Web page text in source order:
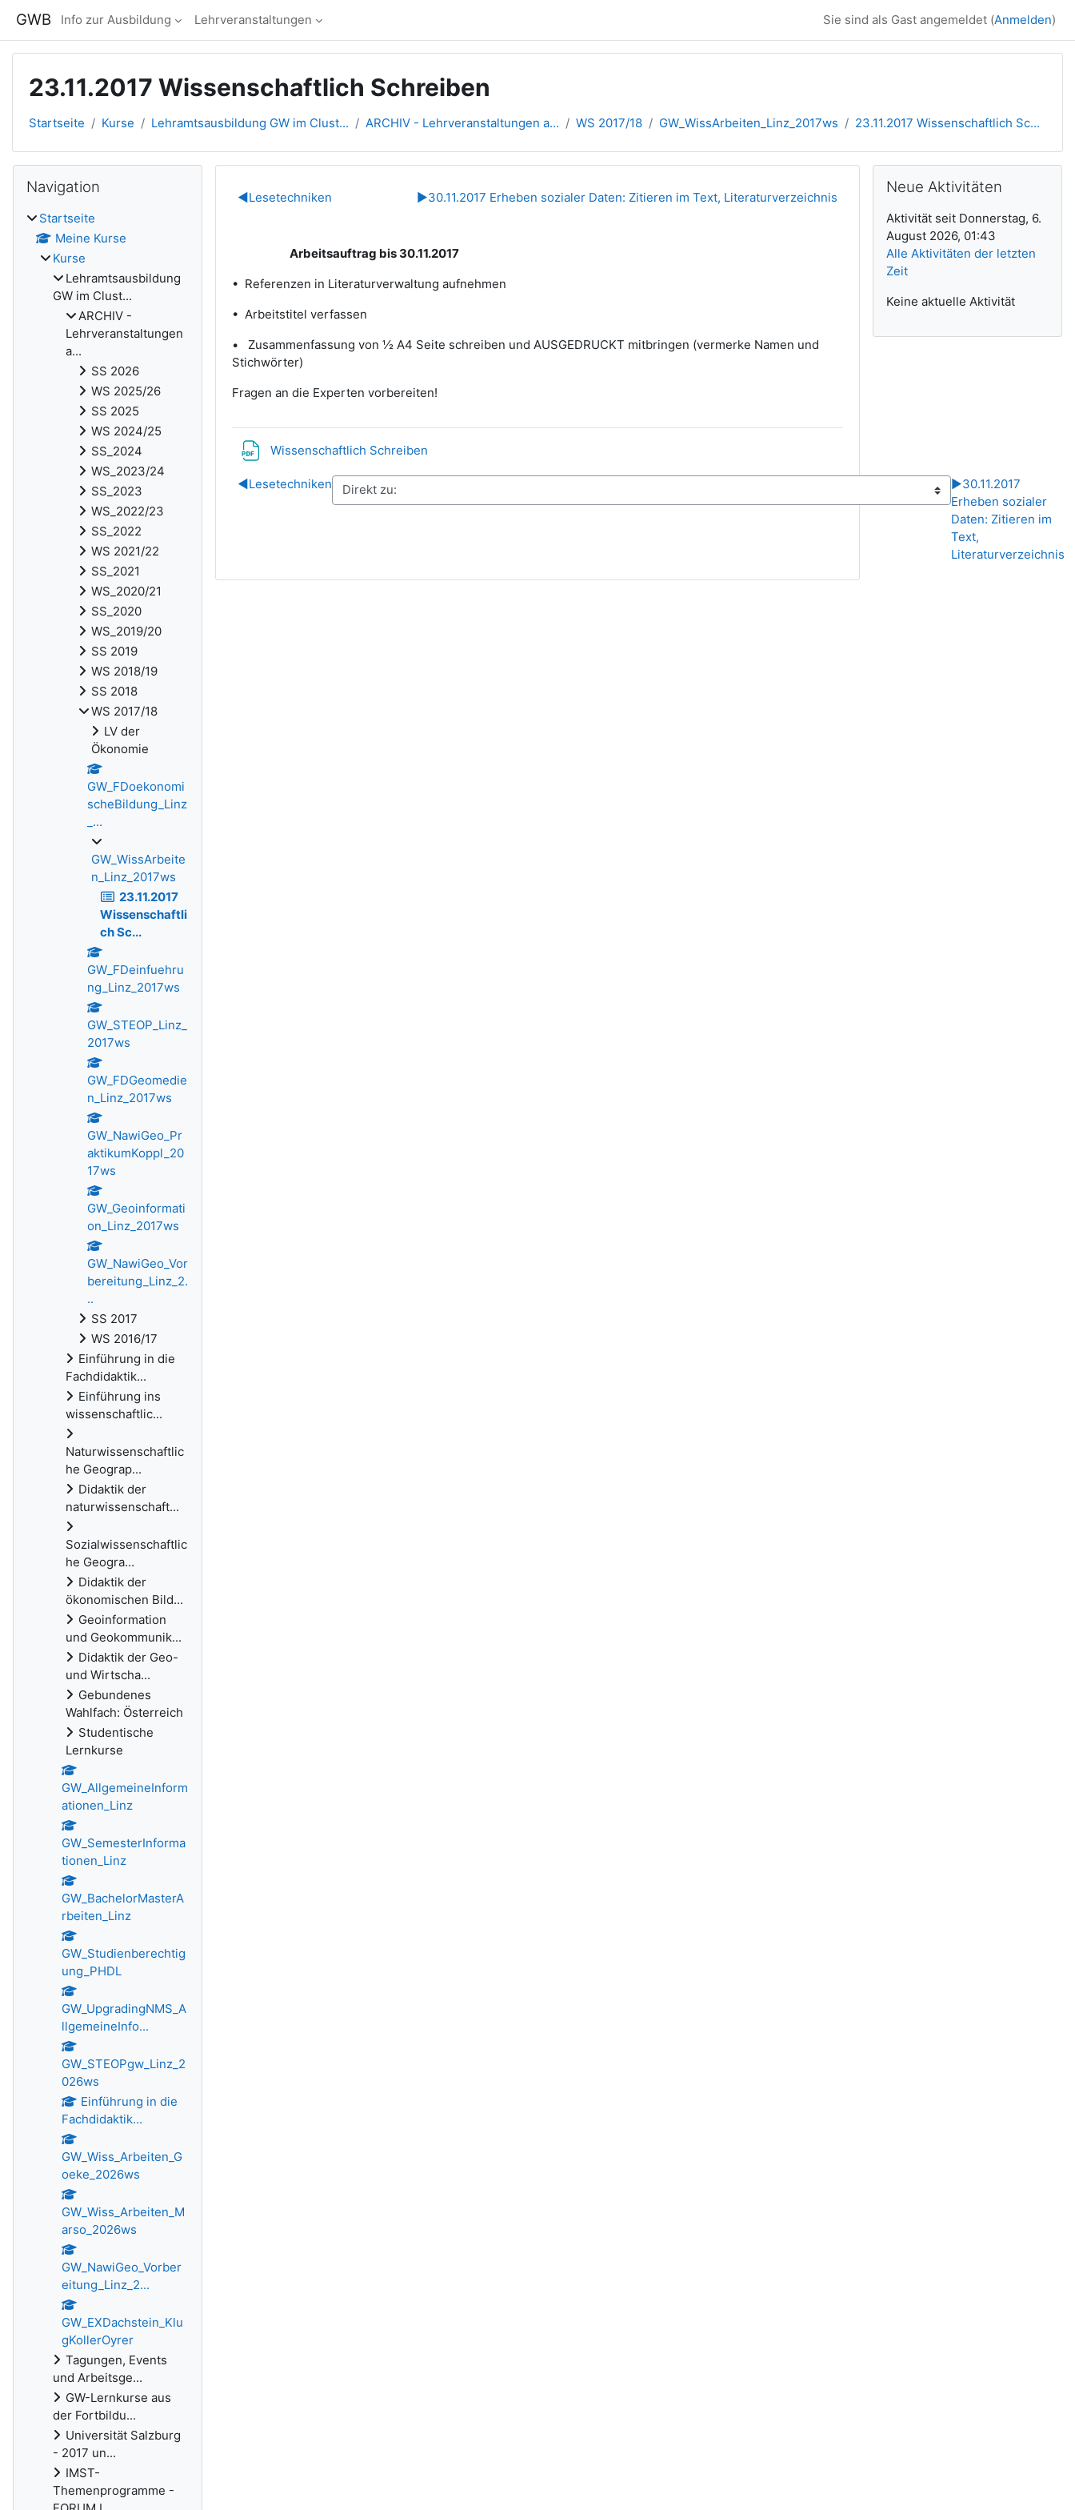
GWB Info zur Ausbildung Lehrveranstaltungen Sie sind als Gast angemeldet (Anmelden)
23.11.2017 Wissenschaftlich Schreiben
Startseite Kurse Lehramtsausbildung GW im Clust... ARCHIV - Lehrveranstaltungen a... WS 2017/18 GW_WissArbeiten_Linz_2017ws 23.11.2017 Wissenschaftlich Sc...
Abschnittsübersicht
◀︎Lesetechniken ▶︎30.11.2017 Erheben sozialer Daten: Zitieren im Text, Literaturverzeichnis
Arbeitsauftrag bis 30.11.2017
• Referenzen in Literaturverwaltung aufnehmen
• Arbeitstitel verfassen
• Zusammenfassung von ½ A4 Seite schreiben und AUSGEDRUCKT mitbringen (vermerke Namen und
Stichwörter)
Fragen an die Experten vorbereiten!
Wissenschaftlich Schreiben
◀︎Lesetechniken ▶︎30.11.2017
Erheben sozialer
Daten: Zitieren im
Text,
Literaturverzeichnis
Blöcke
Navigation
Startseite
Meine Kurse
Kurse
Lehramtsausbildung
GW im Clust...
ARCHIV -
Lehrveranstaltungen
a...
SS 2026
WS 2025/26
SS 2025
WS 2024/25
SS_2024
WS_2023/24
SS_2023
WS_2022/23
SS_2022
WS 2021/22
SS_2021
WS_2020/21
SS_2020
WS_2019/20
SS 2019
WS 2018/19
SS 2018
WS 2017/18
LV der
Ökonomie
GW_FDoekonomi
scheBildung_Linz
_...
GW_WissArbeite
n_Linz_2017ws
23.11.2017
Wissenschaftli
ch Sc...
GW_FDeinfuehru
ng_Linz_2017ws
GW_STEOP_Linz_
2017ws
GW_FDGeomedie
n_Linz_2017ws
GW_NawiGeo_Pr
aktikumKoppl_20
17ws
GW_Geoinformati
on_Linz_2017ws
GW_NawiGeo_Vor
bereitung_Linz_2.
..
SS 2017
WS 2016/17
Einführung in die
Fachdidaktik...
Einführung ins
wissenschaftlic...
Naturwissenschaftlic
he Geograp...
Didaktik der
naturwissenschaft...
Sozialwissenschaftlic
he Geogra...
Didaktik der
ökonomischen Bild...
Geoinformation
und Geokommunik...
Didaktik der Geo-
und Wirtscha...
Gebundenes
Wahlfach: Österreich
Studentische
Lernkurse
GW_AllgemeineInform
ationen_Linz
GW_SemesterInforma
tionen_Linz
GW_BachelorMasterA
rbeiten_Linz
GW_Studienberechtig
ung_PHDL
GW_UpgradingNMS_A
llgemeineInfo...
GW_STEOPgw_Linz_2
026ws
Einführung in die
Fachdidaktik...
GW_Wiss_Arbeiten_G
oeke_2026ws
GW_Wiss_Arbeiten_M
arso_2026ws
GW_NawiGeo_Vorber
eitung_Linz_2...
GW_EXDachstein_Klu
gKollerOyrer
Tagungen, Events
und Arbeitsge...
GW-Lernkurse aus
der Fortbildu...
Universität Salzburg
- 2017 un...
IMST-
Themenprogramme -
Neue Aktivitäten
Aktivität seit Donnerstag, 6.
August 2026, 01:43
Alle Aktivitäten der letzten
Zeit
Keine aktuelle Aktivität